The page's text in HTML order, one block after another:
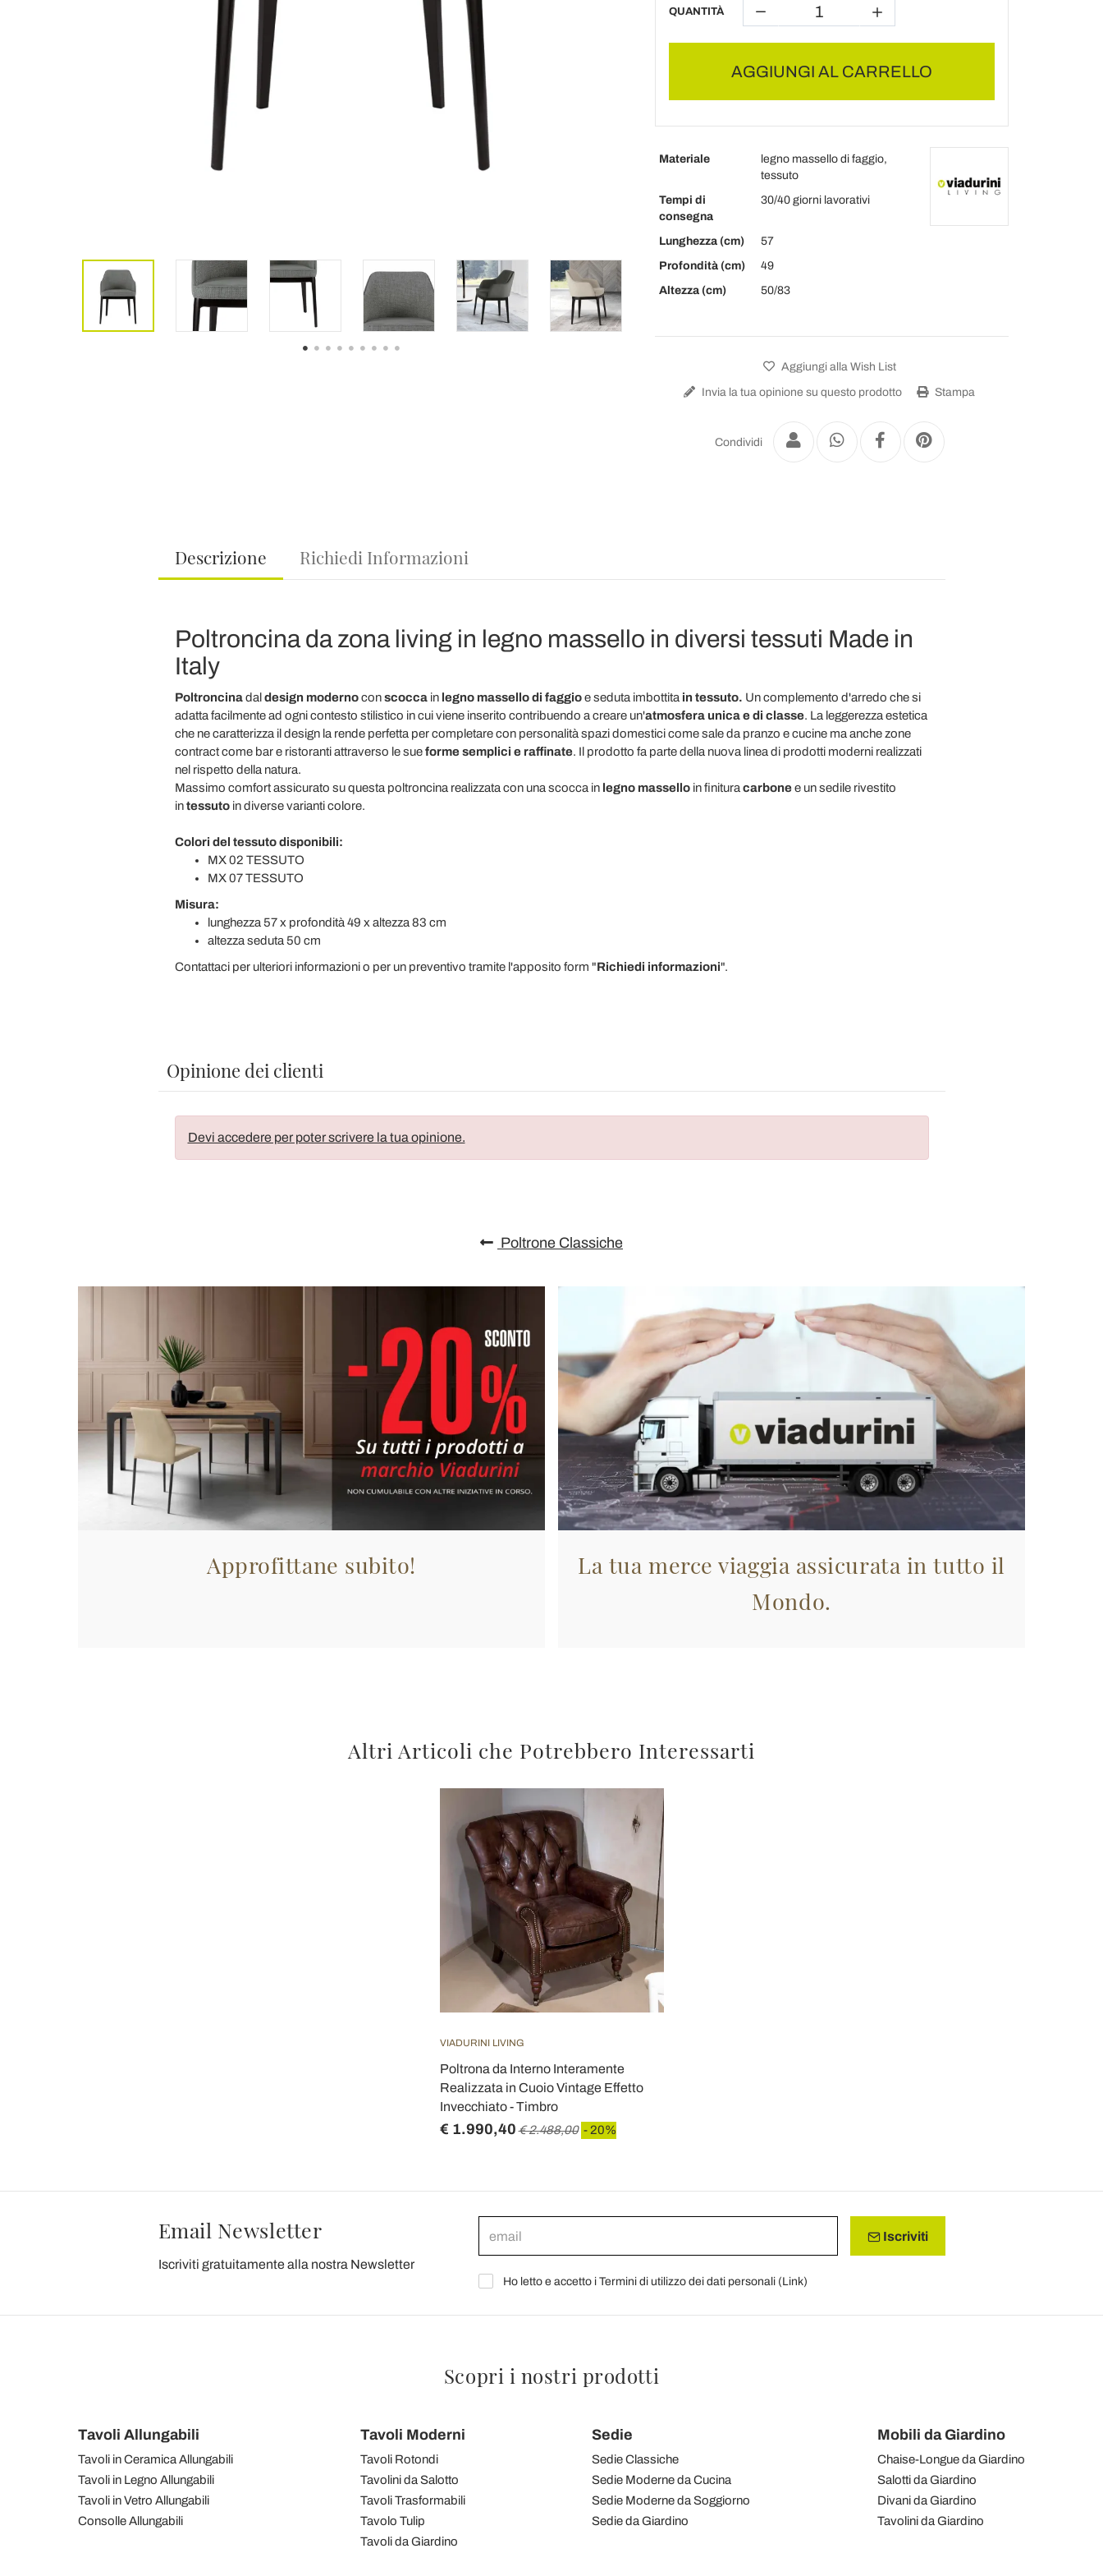
QUANTITÀ
AGGIUNGI AL CARRELLO
Materiale
legno massello di faggio,
tessuto
Tempi di
consegna
30/40 giorni lavorativi
Lunghezza (cm)
57
Profondità (cm)
49
Altezza (cm)
50/83
Aggiungi alla Wish List
Invia la tua opinione su questo prodotto Stampa
Condividi
Descrizione Richiedi Informazioni
Poltroncina da zona living in legno massello in diversi tessuti Made in
Italy
Poltroncinadal design modernoconscoccain legno massello di faggioe seduta imbottita in tessuto. Un complemento d'arredo che si
adatta facilmente ad ogni contesto stilistico in cui viene inserito contribuendo a creare un'atmosfera unica e di classe. La leggerezza estetica
che ne caratterizza il design la rende perfetta per completare con personalità spazi domestici come sale da pranzo e cucine ma anche zone
contract come bar e ristoranti attraverso le sueforme semplici e raffinate. Il prodotto fa parte della nuova linea di prodotti moderni realizzati
nel rispetto della natura.
Massimo comfort assicurato su questa poltroncina realizzata con una scocca in legno masselloin finitura carbonee un sedile rivestito
intessuto in diverse varianti colore.
Colori del tessuto disponibili:
MX 02 TESSUTO
MX 07 TESSUTO
Misura:
lunghezza 57 x profondità 49 x altezza 83 cm
altezza seduta 50 cm
Contattaci per ulteriori informazioni o per un preventivo tramite l'apposito form "Richiedi informazioni".
Opinione dei clienti
Devi accedere per poter scrivere la tua opinione.
Poltrone Classiche
Approfittane subito!
La tua merce viaggia assicurata in tutto il
Mondo.
Altri Articoli che Potrebbero Interessarti
VIADURINI LIVING
Poltrona da Interno Interamente
Realizzata in Cuoio Vintage Effetto
Invecchiato - Timbro
€ 1.990,40 € 2.488,00 - 20%
Email Newsletter
Iscriviti gratuitamente alla nostra Newsletter
Iscriviti
Ho letto e accetto i Termini di utilizzo dei dati personali (Link)
Scopri i nostri prodotti
Tavoli Allungabili
Tavoli in Ceramica Allungabili
Tavoli in Legno Allungabili
Tavoli in Vetro Allungabili
Consolle Allungabili
Tavoli Moderni
Tavoli Rotondi
Tavolini da Salotto
Tavoli Trasformabili
Tavolo Tulip
Tavoli da Giardino
Sedie
Sedie Classiche
Sedie Moderne da Cucina
Sedie Moderne da Soggiorno
Sedie da Giardino
Mobili da Giardino
Chaise-Longue da Giardino
Salotti da Giardino
Divani da Giardino
Tavolini da Giardino